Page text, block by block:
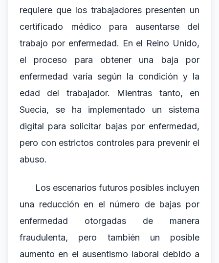
requiere que los trabajadores presenten un
certificado médico para ausentarse del
trabajo por enfermedad. En el Reino Unido,
el proceso para obtener una baja por
enfermedad varía según la condición y la
edad del trabajador. Mientras tanto, en
Suecia, se ha implementado un sistema
digital para solicitar bajas por enfermedad,
pero con estrictos controles para prevenir el
abuso.
Los escenarios futuros posibles incluyen
una reducción en el número de bajas por
enfermedad otorgadas de manera
fraudulenta, pero también un posible
aumento en el ausentismo laboral debido a